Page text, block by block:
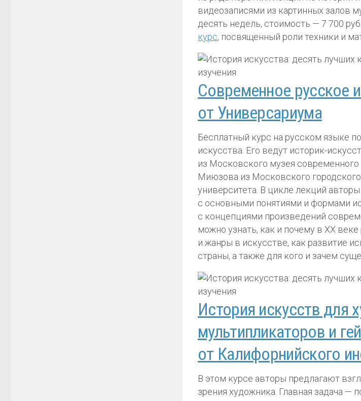
видеозаписями из картинных залов
десять недель, стоимость — 7 700
курс, посвященный роли техники и
Современное русское
от Универсариума
Бесплатный курс на русском языке
искусства. Его ведут историк-
из Московского музея современного
Миюзова из Московского городского
университета. В цикле лекций
с основными понятиями и формами
с концепциями произведений
можно узнать, как и почему в XX
и жанры в искусстве, как развитие
страны, а также для кого и зачем
История искусств для
мультипликаторов и
от Калифорнийского
В этом курсе авторы предлагают
зрения художника. Главная задача —